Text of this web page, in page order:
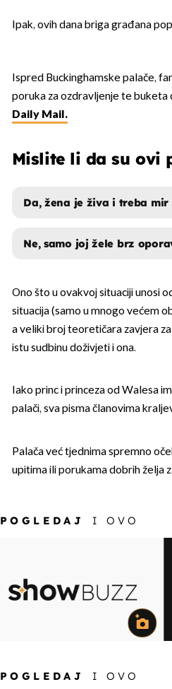
Ipak, ovih dana briga građana
Ispred Buckinghamske palače,
poruka za ozdravljenje te buketa
Daily Mail.
Mislite li da su ovi
Da, žena je živa i treba mir
Ne, samo joj žele brz
NE, SAMO JOJ ŽELE
Ono što u ovakvoj situaciji unosi
situacija (samo u mnogo većem
a veliki broj teoretičara zavjera
istu sudbinu doživjeti i ona.
Iako princ i princeza od Walesa
palači, sva pisma članovima
Palača već tjednima spremno
upitima ili porukama dobrih želja
POGLEDAJ I OVO
POGLEDAJ I OVO